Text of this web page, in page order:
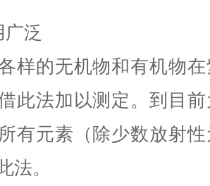
广泛
样的无机物和有机物
此法加以测定。到目
有元素（除少数放射
法。